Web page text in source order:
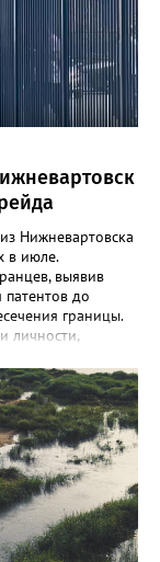
и эховирусов.
правил
Нижневартовска
в июле.
выявив
до
границы.
личности,
Все нарушения
Всего
главе 18 КоАП
постановке
уплаты штрафа.
71
помещены в
в